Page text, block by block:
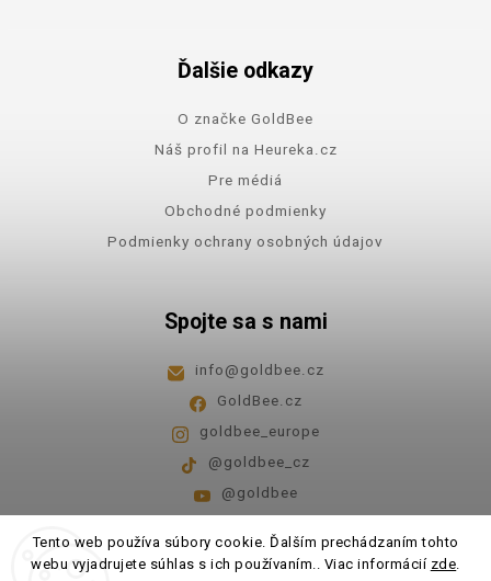
Tento web používa súbory cookie. Ďalším prechádzaním tohto
webu vyjadrujete súhlas s ich používaním.. Viac informácií zde.
Ďalšie odkazy
O značke GoldBee
Náš profil na Heureka.cz
Pre médiá
Obchodné podmienky
Podmienky ochrany osobných údajov
Spojte sa s nami
info@goldbee.cz
GoldBee.cz
goldbee_europe
@goldbee_cz
@goldbee
Pondelok - piatok 8:00-14:00